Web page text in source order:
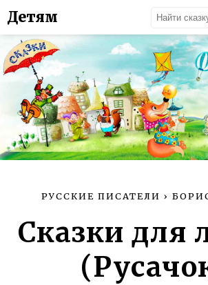
Детям
РУССКИЕ ПИСАТЕЛИ ›
Сказки для